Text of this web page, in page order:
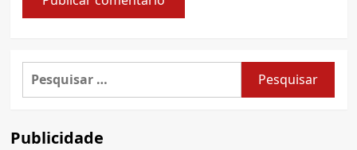
Pesquisar
por:
Publicidade